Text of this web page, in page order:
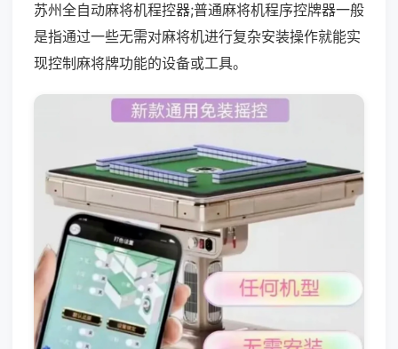
苏州全自动麻将机程控器;普通麻将机程序控牌器一般
是指通过一些无需对麻将机进行复杂安装操作就能实
现控制麻将牌功能的设备或工具。